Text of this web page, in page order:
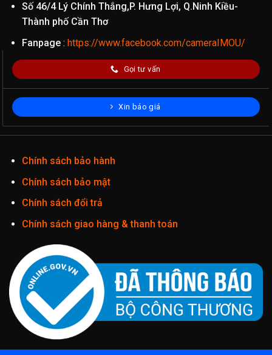
Số 46/4 Lý Chính Thắng,P. Hưng Lợi, Q.Ninh Kiều-
Thành phố Cần Thơ
Fanpage: https://www.facebook.com/cameraIMOU/
Gọi tư vấn
Xin báo giá
Chính sách bảo hành
Chính sách bảo mật
Chính sách đổi trả
Chính sách giao hàng & thanh toán